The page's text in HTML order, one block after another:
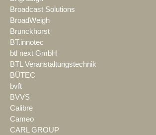
Broadcast Solutions
BroadWeigh
Brunckhorst
BT.innotec
btl next GmbH
BTL Veranstaltungstechnik
BÜTEC
bvft
BVVS
Calibre
Cameo
CARL GROUP